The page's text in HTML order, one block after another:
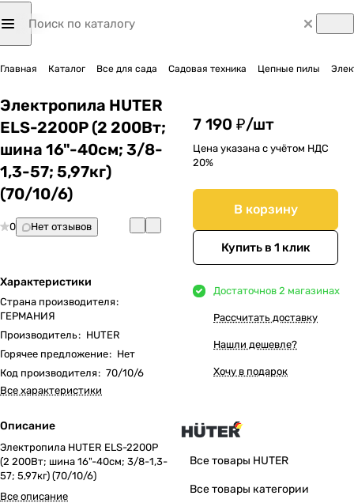
Главная Каталог Все для сада Садовая техника Цепные пилы
Электропила HUTER
ELS-2200P (2 200Вт;
шина 16"-40см; 3/8-
1,3-57; 5,97кг)
(70/10/6)
0 Нет отзывов
Характеристики
Страна производителя:
ГЕРМАНИЯ
Производитель: HUTER
Горячее предложение: Нет
Код производителя: 70/10/6
Все характеристики
Описание
Электропила HUTER ELS-2200P
(2 200Вт; шина 16"-40см; 3/8-1,3-
57; 5,97кг) (70/10/6)
Все описание
7 190 ₽/шт
Цена указана с учётом НДС
20%
В корзину
Купить в 1 клик
Достаточнов 2 магазинах
Рассчитать доставку
Нашли дешевле?
Хочу в подарок
Все товары HUTER
Все товары категории